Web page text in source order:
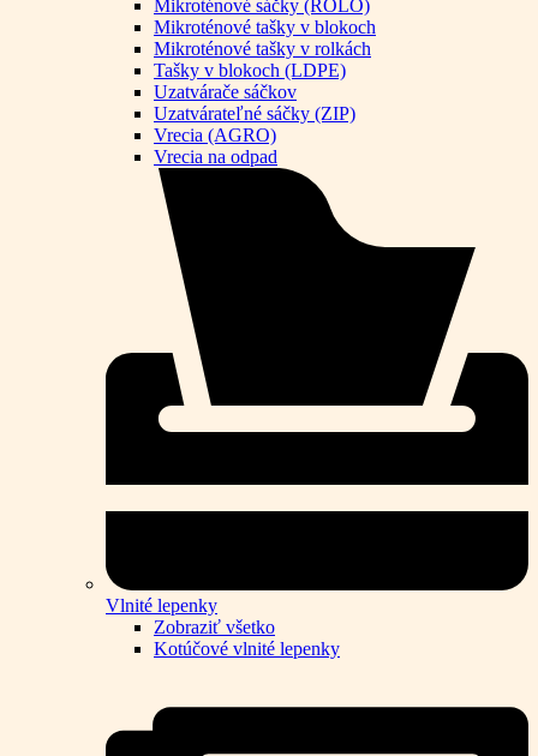
Mikroténové sáčky (ROLO)
Mikroténové tašky v blokoch
Mikroténové tašky v rolkách
Tašky v blokoch (LDPE)
Uzatvárače sáčkov
Uzatvárateľné sáčky (ZIP)
Vrecia (AGRO)
Vrecia na odpad
Vlnité lepenky
Zobraziť všetko
Kotúčové vlnité lepenky